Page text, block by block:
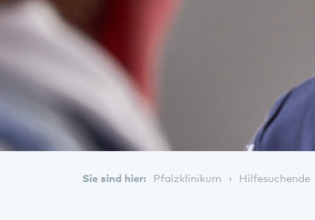
Sie sind hier: Pfalzklinikum Hilfesuchende